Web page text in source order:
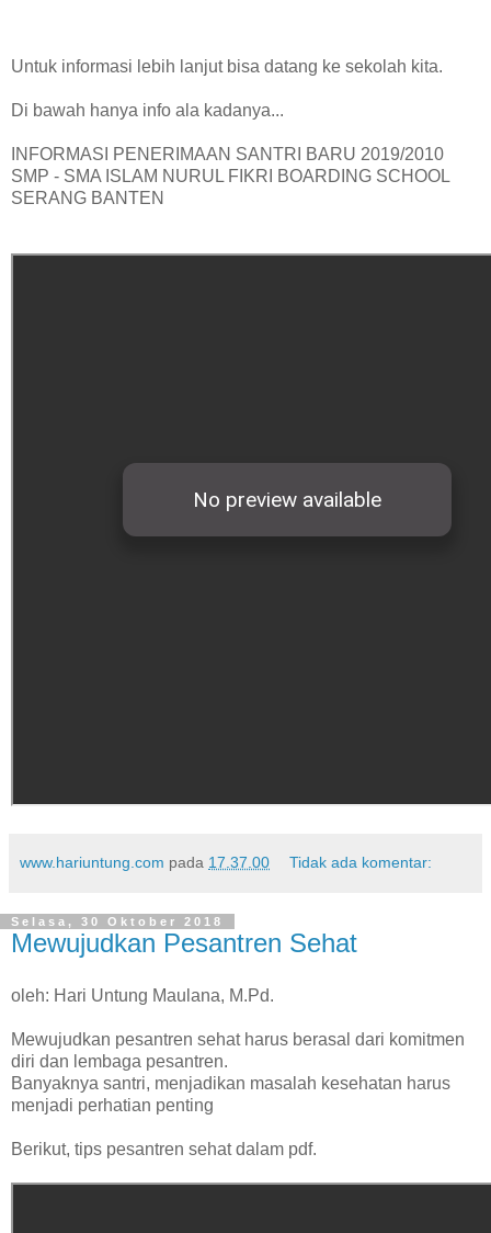
Untuk informasi lebih lanjut bisa datang ke sekolah kita.
Di bawah hanya info ala kadanya...
INFORMASI PENERIMAAN SANTRI BARU 2019/2010
SMP - SMA ISLAM NURUL FIKRI BOARDING SCHOOL
SERANG BANTEN
www.hariuntung.com pada 17.37.00 Tidak ada komentar:
Selasa, 30 Oktober 2018
Mewujudkan Pesantren Sehat
oleh: Hari Untung Maulana, M.Pd.
Mewujudkan pesantren sehat harus berasal dari komitmen
diri dan lembaga pesantren.
Banyaknya santri, menjadikan masalah kesehatan harus
menjadi perhatian penting
Berikut, tips pesantren sehat dalam pdf.